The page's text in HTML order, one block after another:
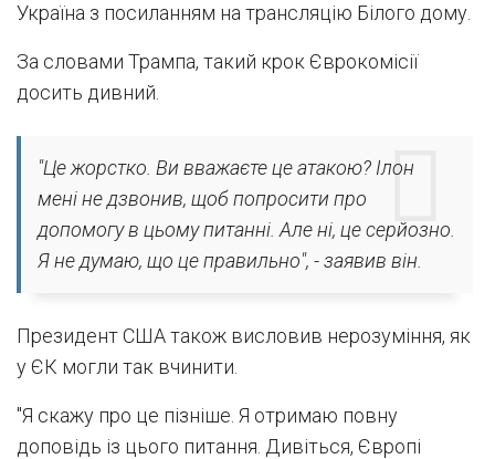
Україна з посиланням на трансляцію Білого дому.
За словами Трампа, такий крок Єврокомісії
досить дивний.
"Це жорстко. Ви вважаєте це атакою? Ілон
мені не дзвонив, щоб попросити про
допомогу в цьому питанні. Але ні, це серйозно.
Я не думаю, що це правильно", - заявив він.
Президент США також висловив нерозуміння, як
у ЄК могли так вчинити.
"Я скажу про це пізніше. Я отримаю повну
доповідь із цього питання. Дивіться, Європі